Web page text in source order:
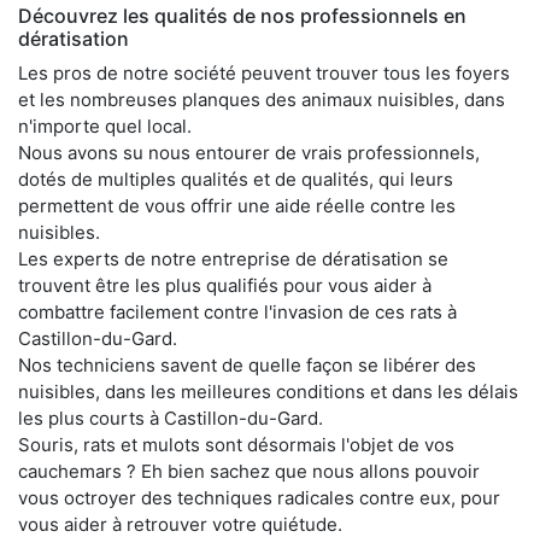
Découvrez les qualités de nos professionnels en
dératisation
Les pros de notre société peuvent trouver tous les foyers
et les nombreuses planques des animaux nuisibles, dans
n'importe quel local.
Nous avons su nous entourer de vrais professionnels,
dotés de multiples qualités et de qualités, qui leurs
permettent de vous offrir une aide réelle contre les
nuisibles.
Les experts de notre entreprise de dératisation se
trouvent être les plus qualifiés pour vous aider à
combattre facilement contre l'invasion de ces rats à
Castillon-du-Gard.
Nos techniciens savent de quelle façon se libérer des
nuisibles, dans les meilleures conditions et dans les délais
les plus courts à Castillon-du-Gard.
Souris, rats et mulots sont désormais l'objet de vos
cauchemars ? Eh bien sachez que nous allons pouvoir
vous octroyer des techniques radicales contre eux, pour
vous aider à retrouver votre quiétude.